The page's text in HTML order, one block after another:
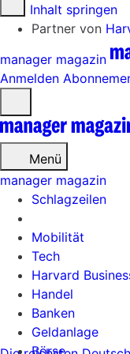
Zum Inhalt springen
Partner von
manager magazin
Anmelden
öffnen
Menü
Schlagzeilen
Mobilität
Tech
Harvard
Handel
Banken
Geldanlage
Börse
manager magazin